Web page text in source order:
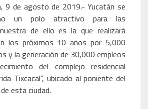
9 de agosto de 2019.- Yucatán se
un polo atractivo para las
de ello es la que realizará
los próximos 10 años por 5,000
y la generación de 30,000 empleos
del complejo residencial
Tixcacal”, ubicado al poniente del
esta ciudad.